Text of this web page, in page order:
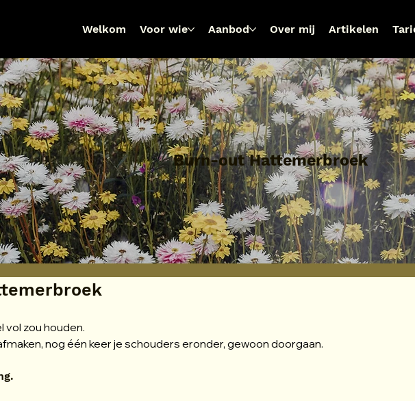
Welkom Voor wie Aanbod Over mij Artikelen
Burn-out Hattemerbroek
vol zou houden.
nog één keer je schouders eronder, gewoon doorgaan.